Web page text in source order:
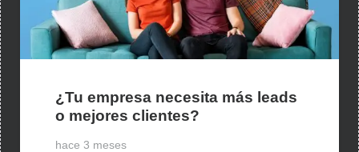
¿Tu empresa necesita más leads
o mejores clientes?
hace 3 meses